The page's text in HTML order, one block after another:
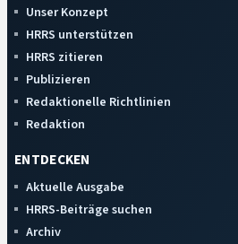
Unser Konzept
HRRS unterstützen
HRRS zitieren
Publizieren
Redaktionelle Richtlinien
Redaktion
ENTDECKEN
Aktuelle Ausgabe
HRRS-Beiträge suchen
Archiv